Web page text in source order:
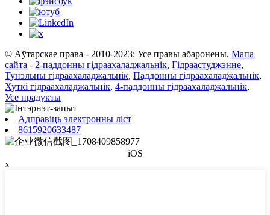
© Аўтарскае права - 2010-2023: Усе правы абаронены. Мапа
сайта - 2-паддонны гідраахаладжальнік, Гідраастуджэнне,
Тунэльны гідраахаладжальнік, Паддонны гідраахаладжальнік,
Хуткі гідраахаладжальнік, 4-паддонны гідраахаладжальнік,
Усе прадукты
Адправіць электронны ліст
8615920633487
iOS
х